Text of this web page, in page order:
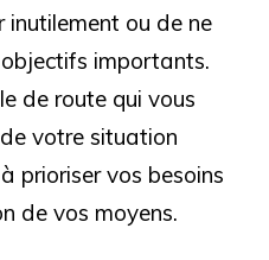
inutilement ou de ne
importants.
de route qui vous
votre situation
prioriser vos besoins
de vos moyens.